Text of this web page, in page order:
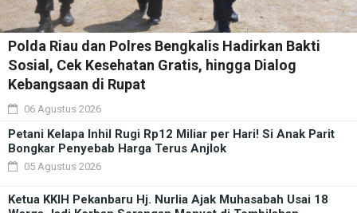
Polda Riau dan Polres Bengkalis Hadirkan Bakti
Sosial, Cek Kesehatan Gratis, hingga Dialog
Kebangsaan di Rupat
06 Agustus 2026
Petani Kelapa Inhil Rugi Rp12 Miliar per Hari! Si Anak Parit
Bongkar Penyebab Harga Terus Anjlok
05 Agustus 2026
Ketua KKIH Pekanbaru Hj. Nurlia Ajak Muhasabah Usai 18